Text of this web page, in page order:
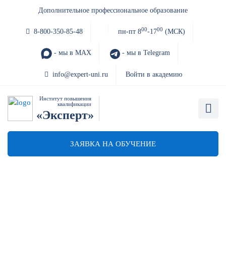
Дополнительное профессиональное образование
8-800-350-85-48 пн-пт 800-1700 (МСК)
- мы в MAX - мы в Telegram
info@expert-uni.ru Войти в академию
Институт повышения
квалификации
«Эксперт»
ЗАЯВКА НА ОБУЧЕНИЕ